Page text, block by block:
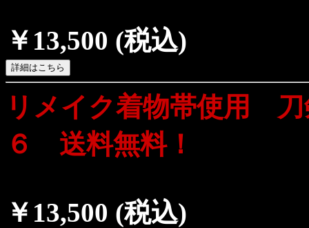
￥13,500 (税込)
リメイク着物帯使用
６ 送料無料！
￥13,500 (税込)